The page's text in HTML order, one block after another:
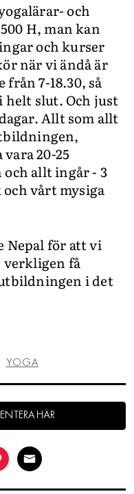
och
H, man kan
och kurser
när vi ändå är
7-18.30, så
helt slut. Och just
Allt som allt
20-25
allt ingår - 3
vårt mysiga
Nepal för att vi
verkligen få
i det
YOGA
HÄR